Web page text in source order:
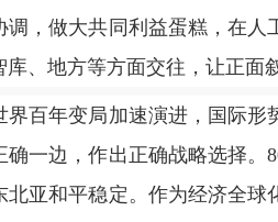
，做大共同利益蛋糕，在
、地方等方面交往，让正面
年变局加速演进，国际形
一边，作出正确战略选择
亚和平稳定。作为经济全